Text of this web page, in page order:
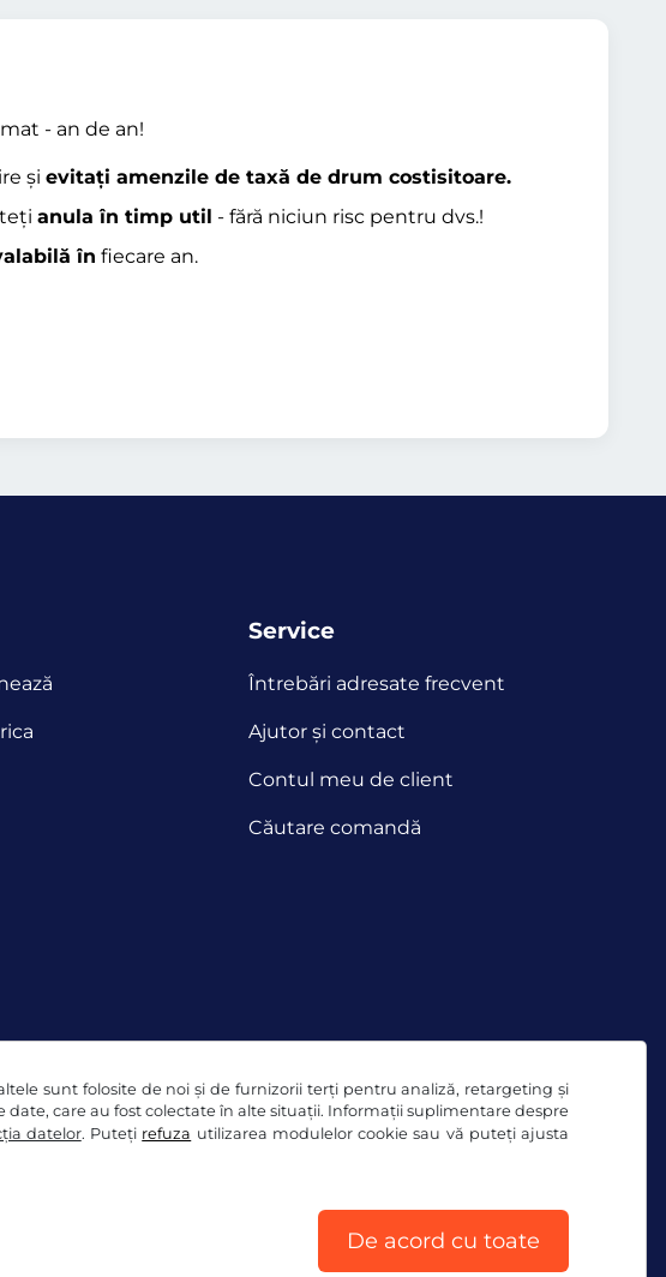
sunt folosite de noi și de furnizorii terți pentru analiză, retargeting și
care au fost colectate în alte situații. Informații suplimentare despre
datelor. Puteți refuza utilizarea modulelor cookie sau vă puteți ajusta
De acord cu toate
- an de an!
și evitați amenzile de taxă de drum costisitoare.
anula în timp util - fără niciun risc pentru dvs.!
în fiecare an.
Service
Întrebări adresate frecvent
Ajutor și contact
Contul meu de client
Căutare comandă